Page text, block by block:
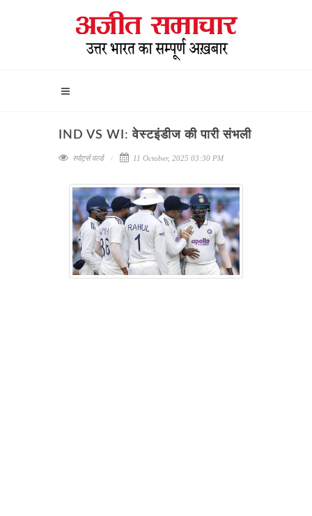
IND VS WI: वेस्टइंडीज की पारी संभली
स्पोर्ट्स वर्ल्ड 11 October, 2025 03:30 PM